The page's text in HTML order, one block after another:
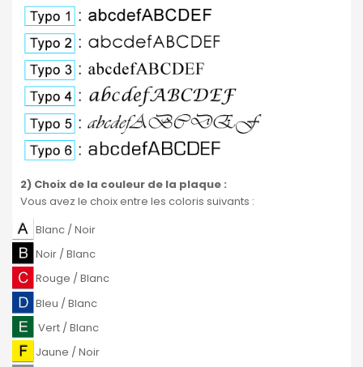
2) Choix de la couleur de la plaque :
Vous avez le choix entre les coloris suivants :
Blanc / Noir
Noir / Blanc
Rouge / Blanc
Bleu / Blanc
Vert / Blanc
Jaune / Noir